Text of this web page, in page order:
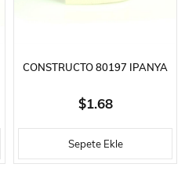
CONSTRUCTO 80197 IPANYA
BAYRAĞI - 1 ADET-METAL - Ø
15 MM.
$1.68
Sepete Ekle